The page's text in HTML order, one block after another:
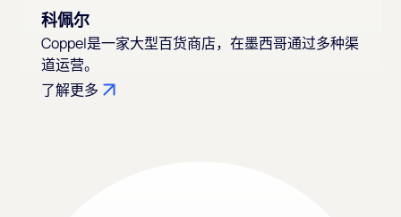
科佩尔
Coppel是一家大型百货商店，在墨西哥通过多种渠
道运营。
了解更多